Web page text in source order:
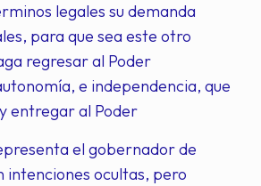
legales su demanda
para que sea este otro
regresar al Poder
e independencia, que
entregar al Poder
el gobernador de
intenciones ocultas, pero